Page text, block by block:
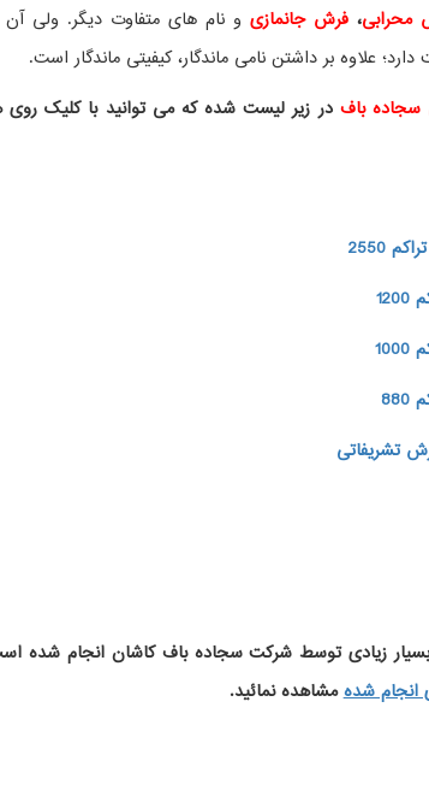
محرابی، فرش جانمازیو نام های متفاوت دیگر. ولی
علاوه بر داشتن نامی ماندگار، کیفیتی ماندگار است.
باف در زیر لیست شده که می توانید با کلیک
تشریفاتی
زیادی توسط شرکت سجاده باف کاشان انجام شده
انجام شدهمشاهده نمائید.